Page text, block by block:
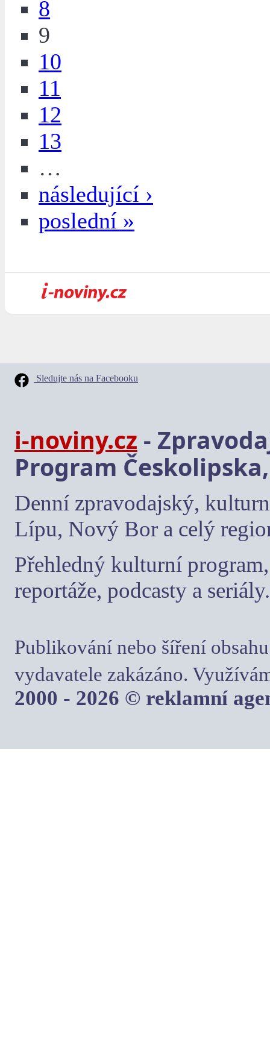
8
9
10
11
12
13
…
následující ›
poslední »
Sledujte nás na Facebooku
i-noviny.cz -
Program
Denní zpravodajský,
Lípu, Nový Bor a celý
Přehledný kulturní
reportáže, podcasty a seriály.
Publikování nebo šíření
vydavatele zakázáno.
2000 - 2026 © reklamní